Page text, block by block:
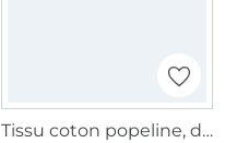
Tissu coton popeline, denim bleu